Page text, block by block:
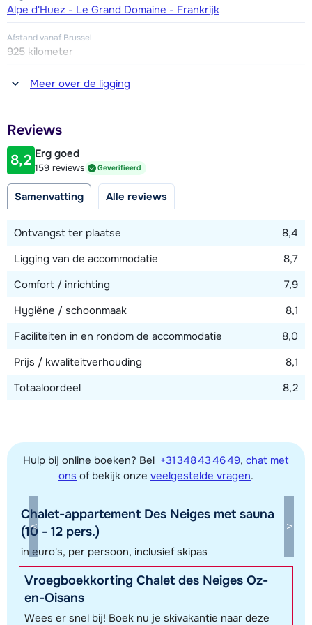
Alpe d'Huez - Le Grand Domaine - Frankrijk
Afstand vanaf Brussel
925 kilometer
Afstand tot winkel(s)
50 meter
50 meter
Afstand tot piste
25 meter
Toon alle accommodaties in dit gebied
Deze kaart geeft een indicatie van de ligging van onze accommodaties. De
exacte locatie kan enigszins afwijken.
Meer over de ligging
Reviews
8,2 Erg goed
159 reviews Geverifieerd
Samenvatting Alle reviews
Ontvangst ter plaatse
8,4
Ligging van de accommodatie
8,7
Comfort / inrichting
7,9
Hygiëne / schoonmaak
8,1
Faciliteiten in en rondom de accommodatie
8,0
Prijs / kwaliteitverhouding
8,1
Totaaloordeel
8,2
Hulp bij online boeken? Bel +31 348 43 46 49, chat met
ons of bekijk onze veelgestelde vragen.
Chalet-appartement Des Neiges met sauna
(10 - 12 pers.)
in euro's, per persoon, inclusief skipas
Vroegboekkorting Chalet des Neiges Oz-
en-Oisans
Wees er snel bij! Boek nu je skivakantie naar deze